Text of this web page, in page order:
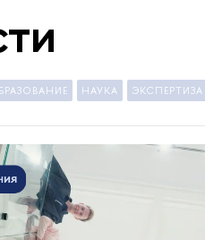
НАУКА ЭКСПЕРТИЗА